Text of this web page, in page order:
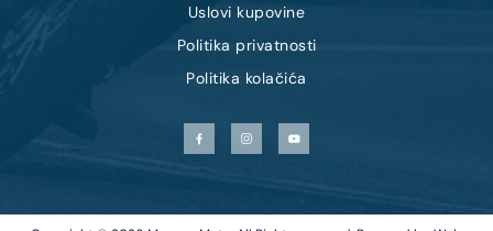
Uslovi kupovine
Politika privatnosti
Politika kolačića